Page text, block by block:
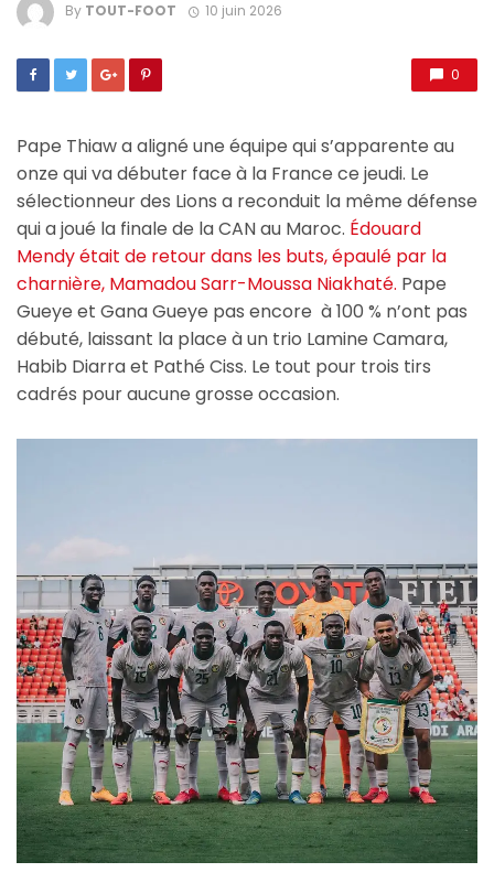
By TOUT-FOOT 10 juin 2026
0
Pape Thiaw a aligné une équipe qui s’apparente au
onze qui va débuter face à la France ce jeudi. Le
sélectionneur des Lions a reconduit la même défense
qui a joué la finale de la CAN au Maroc. Édouard
Mendy était de retour dans les buts, épaulé par la
charnière, Mamadou Sarr-Moussa Niakhaté. Pape
Gueye et Gana Gueye pas encore à 100 % n’ont pas
débuté, laissant la place à un trio Lamine Camara,
Habib Diarra et Pathé Ciss. Le tout pour trois tirs
cadrés pour aucune grosse occasion.